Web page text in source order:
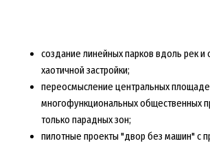
создание линейных парков вдоль рек и
хаотичной застройки;
переосмысление центральных
многофункциональных общественных
только парадных зон;
пилотные проекты "двор без машин" с